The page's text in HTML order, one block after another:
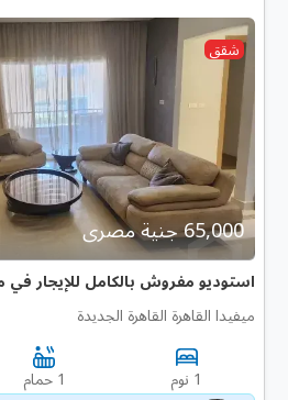
شقق
65,000 جنية مصرى
استوديو مفروش بالكامل للإيجار في
ميفيدا القاهرة القاهرة الجديدة
1 نوم 1 حمام